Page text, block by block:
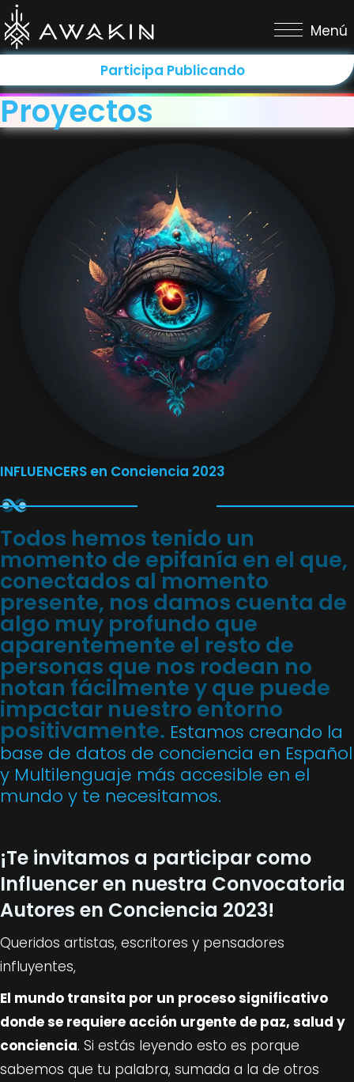
Menú
Participa Publicando
Proyectos
INFLUENCERS en Conciencia 2023
Todos hemos tenido un
momento de epifanía en el que,
conectados al momento
presente, nos damos cuenta de
algo muy profundo que
aparentemente el resto de
personas que nos rodean no
notan fácilmente y que puede
impactar nuestro entorno
positivamente. Estamos creando la
base de datos de conciencia en Español
y Multilenguaje más accesible en el
mundo y te necesitamos.
¡Te invitamos a participar como
Influencer en nuestra Convocatoria
Autores en Conciencia 2023!
Queridos artistas, escritores y pensadores
influyentes,
El mundo transita por un proceso significativo
donde se requiere acción urgente de paz, salud y
conciencia. Si estás leyendo esto es porque
sabemos que tu palabra, sumada a la de otros